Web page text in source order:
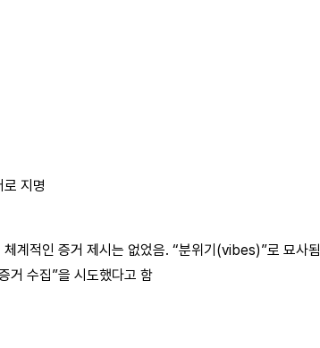
지명
계적인 증거 제시는 없었음. “분위기(vibes)”로 묘사됨
거 수집”을 시도했다고 함